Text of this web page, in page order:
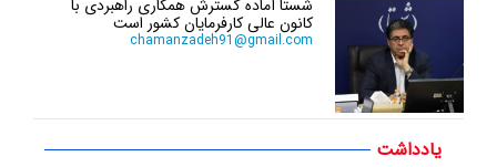
شستا آماده گسترش همکاری راهبردی با
کانون عالی کارفرمایان کشور است
chamanzadeh91@gmail.com
یادداشت